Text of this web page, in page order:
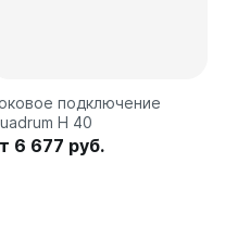
подключение
H 40
6 677 руб.